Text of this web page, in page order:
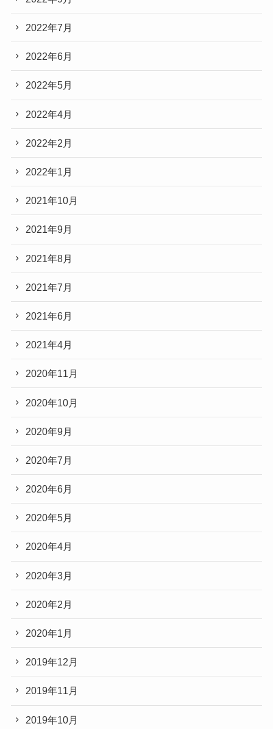
2022年7月
2022年6月
2022年5月
2022年4月
2022年2月
2022年1月
2021年10月
2021年9月
2021年8月
2021年7月
2021年6月
2021年4月
2020年11月
2020年10月
2020年9月
2020年7月
2020年6月
2020年5月
2020年4月
2020年3月
2020年2月
2020年1月
2019年12月
2019年11月
2019年10月